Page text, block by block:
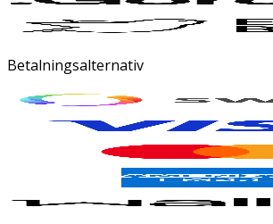
Betalningsalternativ